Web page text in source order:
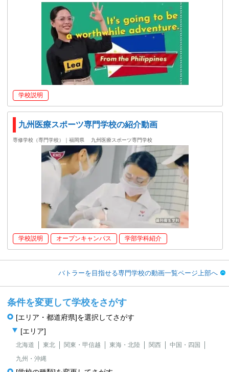
学校説明
九州医療スポーツ専門学校の紹介動画
専修学校（専門学校）｜福岡県 九州医療スポーツ専門学校
学校説明 オープンキャンパス 学部学科紹介
バトラーを目指せる専門学校の動画一覧ページ上部へ
条件を変更して学校をさがす
[エリア・都道府県]を選択してさがす
[エリア]
北海道 東北 関東・甲信越 東海・北陸 関西
中国・四国
九州・沖縄